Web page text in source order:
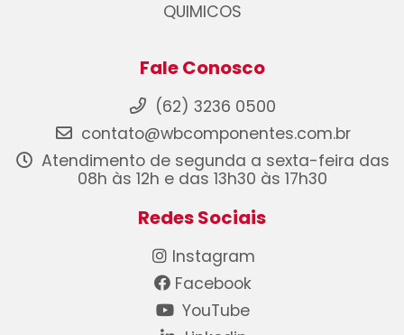
QUIMICOS
Fale Conosco
(62) 3236 0500
contato@wbcomponentes.com.br
Atendimento de segunda a sexta-feira das
08h às 12h e das 13h30 às 17h30
Redes Sociais
Instagram
Facebook
YouTube